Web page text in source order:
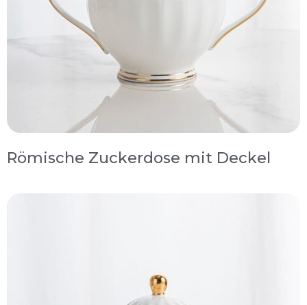
Römische Zuckerdose mit Deckel